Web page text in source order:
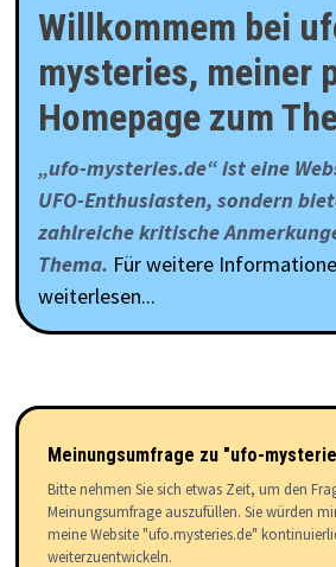
Willkommem bei
mysteries, meiner
Homepage zum
„ufo-mysteries.de“ ist eine
UFO-Enthusiasten, sondern
zahlreiche kritische
Thema. Für weitere
weiterlesen...
Meinungsumfrage zu "ufo-
Bitte nehmen Sie sich etwas Zeit, um den
Meinungsumfrage auszufüllen. Sie würden
meine Website "ufo.mysteries.de"
weiterzuentwickeln.